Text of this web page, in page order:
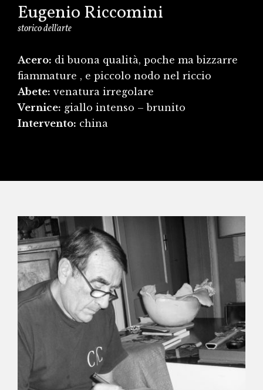
Eugenio Riccomini
storico dell'arte
Acero: di buona qualità, poche ma bizzarre
fiammature , e piccolo nodo nel riccio
Abete: venatura irregolare
Vernice: giallo intenso – brunito
Intervento: china